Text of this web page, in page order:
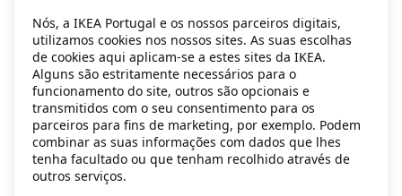
Application error: a client-side exception has occurred
Nós, a IKEA Portugal e os nossos parceiros digitais,
utilizamos cookies nos nossos sites. As suas escolhas
de cookies aqui aplicam-se a estes sites da IKEA.
Alguns são estritamente necessários para o
funcionamento do site, outros são opcionais e
transmitidos com o seu consentimento para os
parceiros para fins de marketing, por exemplo. Podem
combinar as suas informações com dados que lhes
tenha facultado ou que tenham recolhido através de
outros serviços.